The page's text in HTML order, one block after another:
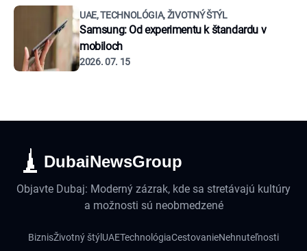
UAE, TECHNOLÓGIA, ŽIVOTNÝ ŠTÝL
Samsung: Od experimentu k štandardu v
mobiloch
2026. 07. 15
DubaiNewsGroup
Objavte Dubaj: Moderný zázrak, kde sa stretávajú kultúry
a možnosti sú neobmedzené
BiznisŽivotný štýl UAETechnológiaCestovanieNehnuteľnosti